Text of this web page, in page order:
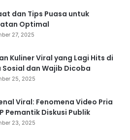
dan Tips Puasa untuk
Optimal
27, 2025
Kuliner Viral yang Lagi Hits di
Sosial dan Wajib Dicoba
25, 2025
Viral: Fenomena Video Pria
Pemantik Diskusi Publik
23, 2025